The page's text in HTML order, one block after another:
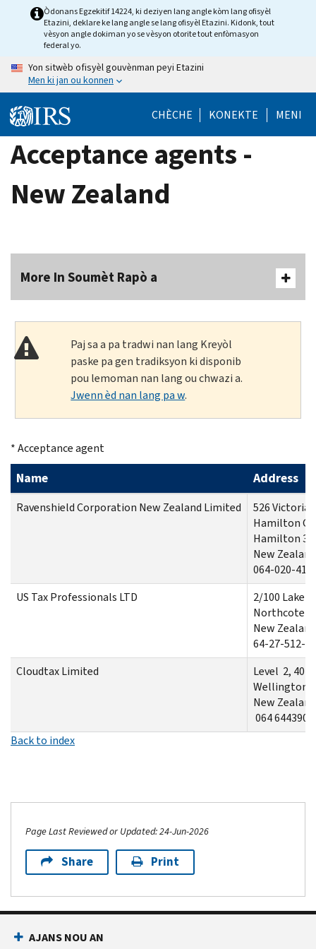
Òdonans Egzekitif 14224, ki deziyen lang angle kòm lang ofisyèl
Etazini, deklare ke lang angle se lang ofisyèl Etazini. Kidonk, tout
vèsyon angle dokiman yo se vèsyon otorite tout enfòmasyon
federal yo.
Yon sitwèb ofisyèl gouvènman peyi Etazini
Men ki jan ou konnen
CHÈCHE KONEKTE MENI
Acceptance agents -
New Zealand
More In Soumèt Rapò a
Paj sa a pa tradwi nan lang Kreyòl
paske pa gen tradiksyon ki disponib
pou lemoman nan lang ou chwazi a.
Jwenn èd nan lang pa w.
* Acceptance agent
Name Address
Ravenshield Corporation New Zealand Limited
526 Victoria
Hamilton
Hamilton
New Zealand
064-020-41-
US Tax Professionals LTD
2/100 Lake
Northcote
New
64-27-512-
Cloudtax Limited
Level 2, 40
Wellington
New Zealand
064
Back to index
Page Last Reviewed or Updated: 24-Jun-2026
Share Print
AJANS NOU AN